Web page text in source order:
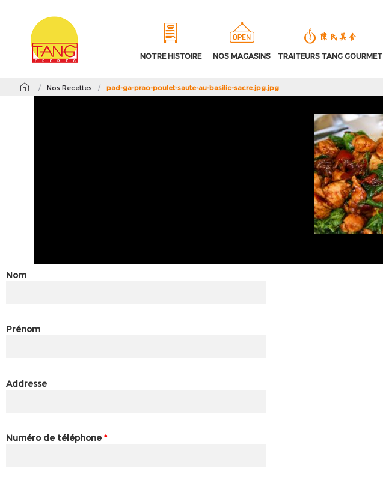
NOTRE HISTOIRE NOS MAGASINS TRAITEURS TANG GOURMET
/ Nos Recettes / pad-ga-prao-poulet-saute-au-basilic-sacre.jpg.jpg
Nom
Prénom
Addresse
Numéro de téléphone *